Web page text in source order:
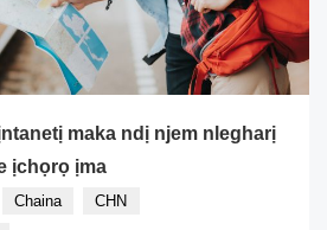
maka ndị njem nlegharị
ịchọrọ ịma
Chaina
CHN